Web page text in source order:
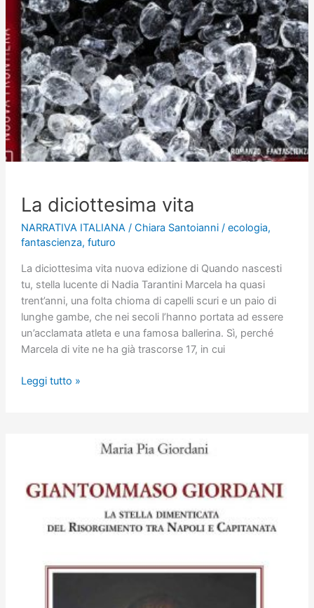
La diciottesima vita
NARRATIVA ITALIANA/ Chiara Santoianni / ecologia,
fantascienza, futuro
La diciottesima vita nuova edizione di Quando nascesti
tu, stella lucente di Nadia Tarantini Marcela ha quasi
trent’anni, una folta chioma di capelli scuri e un paio di
lunghe gambe, che nei secoli l’hanno portata ad essere
un’acclamata atleta e una famosa ballerina. Sì, perché
Marcela di vite ne ha già trascorse 17, in cui
La
Leggi tutto »